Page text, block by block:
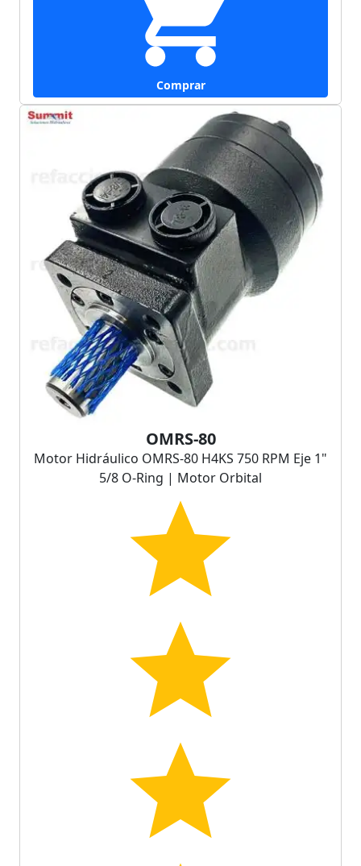
Comprar
OMRS-80
Motor Hidráulico OMRS-80 H4KS 750 RPM Eje 1"
5/8 O-Ring | Motor Orbital